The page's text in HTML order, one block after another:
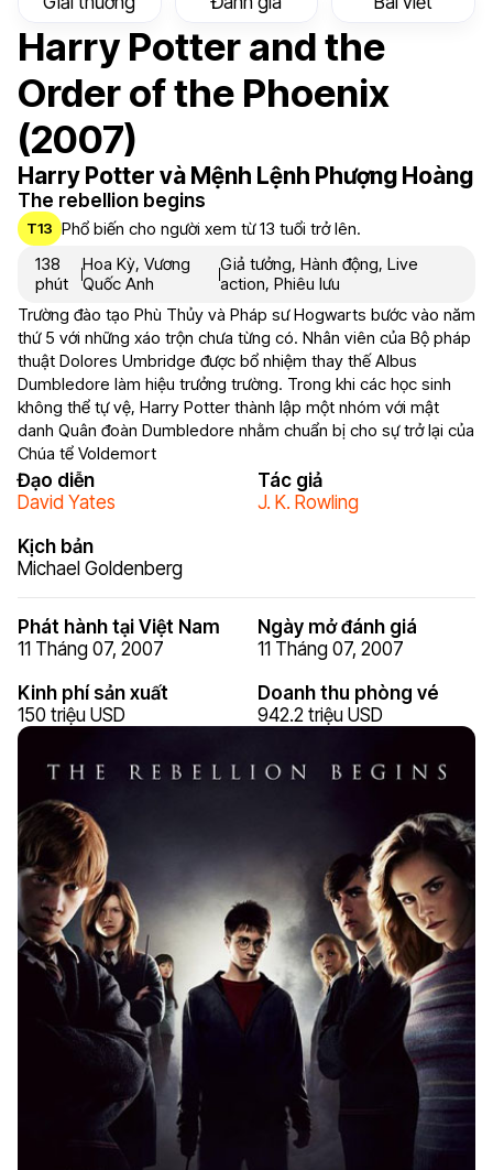
Harry Potter and the
Order of the Phoenix
(2007)
Harry Potter và Mệnh Lệnh Phượng Hoàng
The rebellion begins
T13 Phổ biến cho người xem từ 13 tuổi trở lên.
138
phút
Hoa Kỳ,Vương
Quốc Anh
Giả tưởng, Hành động, Live
action, Phiêu lưu
Trường đào tạo Phù Thủy và Pháp sư Hogwarts bước vào năm
thứ 5 với những xáo trộn chưa từng có. Nhân viên của Bộ pháp
thuật Dolores Umbridge được bổ nhiệm thay thế Albus
Dumbledore làm hiệu trưởng trường. Trong khi các học sinh
không thể tự vệ, Harry Potter thành lập một nhóm với mật
danh Quân đoàn Dumbledore nhằm chuẩn bị cho sự trở lại của
Chúa tể Voldemort
Đạo diễn
David Yates
Tác giả
J. K. Rowling
Kịch bản
Michael Goldenberg
Phát hành tại Việt Nam
11 Tháng 07, 2007
Ngày mở đánh giá
11 Tháng 07, 2007
Kinh phí sản xuất
150 triệu USD
Doanh thu phòng vé
942.2 triệu USD